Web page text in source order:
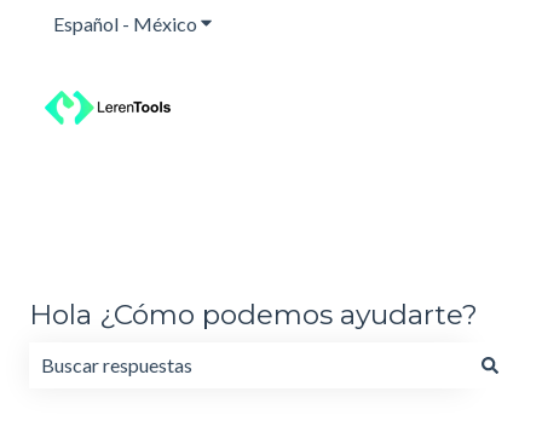
Español - México Traducciones de Mostrar submenú para
Hola ¿Cómo podemos ayudarte?